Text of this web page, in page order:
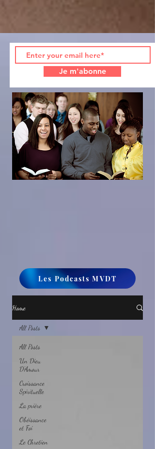
Je m'abonne
Les Podcasts MVDT
Home
All Posts
Un Dieu
D'Amour
Croissance
Spirituelle
La prière
Obéissance
et Foi
Le Chretien
All Posts